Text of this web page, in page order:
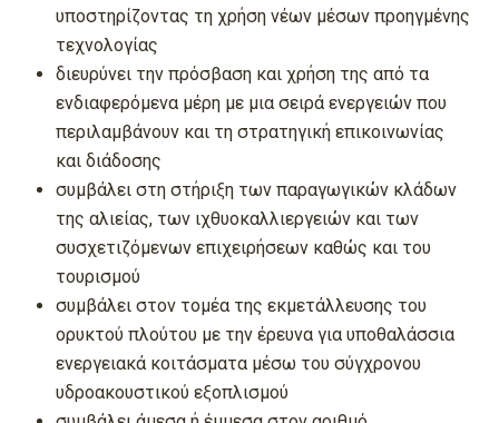
υποστηρίζοντας τη χρήση νέων μέσων προηγμένης
τεχνολογίας
διευρύνει την πρόσβαση και χρήση της από τα
ενδιαφερόμενα μέρη με μια σειρά ενεργειών που
περιλαμβάνουν και τη στρατηγική επικοινωνίας
και διάδοσης
συμβάλει στη στήριξη των παραγωγικών κλάδων
της αλιείας, των ιχθυοκαλλιεργειών και των
συσχετιζόμενων επιχειρήσεων καθώς και του
τουρισμού
συμβάλει στον τομέα της εκμετάλλευσης του
ορυκτού πλούτου με την έρευνα για υποθαλάσσια
ενεργειακά κοιτάσματα μέσω του σύγχρονου
υδροακουστικού εξοπλισμού